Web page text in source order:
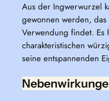
Aus der Ingwerwurzel
gewonnen werden,
Verwendung findet. Es
charakteristischen
seine entspannenden